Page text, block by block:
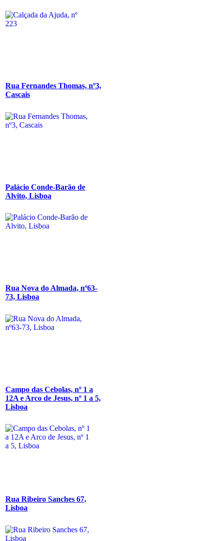
Rua Fernandes Thomas, nº3,
Cascais
Palácio Conde-Barão de
Alvito, Lisboa
Rua Nova do Almada, nº63-
73, Lisboa
Campo das Cebolas, nº 1 a
12A e Arco de Jesus, nº 1 a 5,
Lisboa
Rua Ribeiro Sanches 67,
Lisboa